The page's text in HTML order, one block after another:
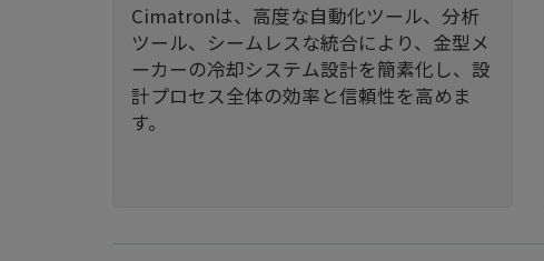
Cimatronは、高度な自動化ツール、分析
ツール、シームレスな統合により、金型メ
ーカーの冷却システム設計を簡素化し、設
計プロセス全体の効率と信頼性を高めま
す。